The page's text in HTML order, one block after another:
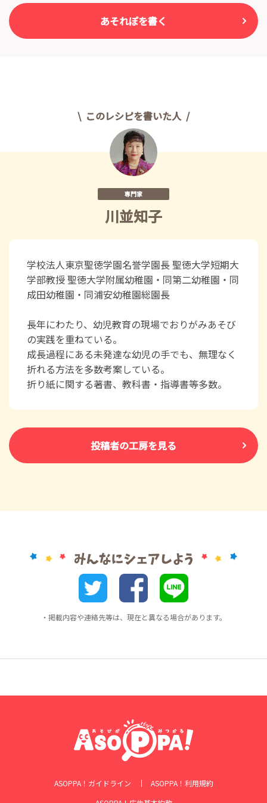
あそれぽを書く
このレシピを書いた人
専門家
川並知子
学校法人東京聖徳学園名誉学園長 聖徳大学短期大
学部教授 聖徳大学附属幼稚園・同第二幼稚園・同
成田幼稚園・同浦安幼稚園総園長
長年にわたり、幼児教育の現場でおりがみあそび
の実践を重ねている。
成長過程にある未発達な幼児の手でも、無理なく
折れる方法を多数考案している。
折り紙に関する著書、教科書・指導書等多数。
投稿者の工房を見る
・掲載内容や連絡先等は、現在と異なる場合があります。
ASOPPA！ガイドライン
ASOPPA！利用規約